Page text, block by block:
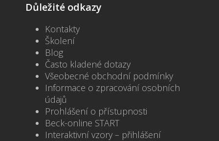
Důležité odkazy
Kontakty
Školení
Blog
Často kladené dotazy
Všeobecné obchodní podmínky
Informace o zpracování osobních
údajů
Prohlášení o přístupnosti
Beck-online START
Interaktivní vzory – přihlášení